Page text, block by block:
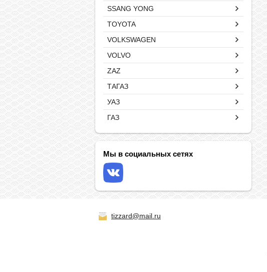
SSANG YONG
TOYOTA
VOLKSWAGEN
VOLVO
ZAZ
ТАГАЗ
УАЗ
ГАЗ
Мы в социальных сетях
tizzard@mail.ru